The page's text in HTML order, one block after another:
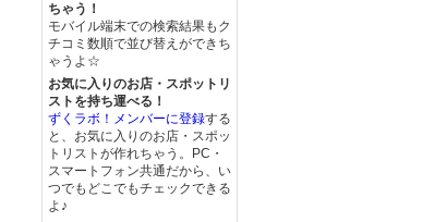
ちゃう！
モバイル端末での検索結果もク
チコミ数順で並び替えができち
ゃうよ☆
お気に入りのお店・スポットリ
ストを持ち運べる！
ずくラボ！メンバーに登録する
と、お気に入りのお店・スポッ
トリストが作れちゃう。PC・
スマートフォン共通だから、い
つでもどこでもチェックできる
よ♪